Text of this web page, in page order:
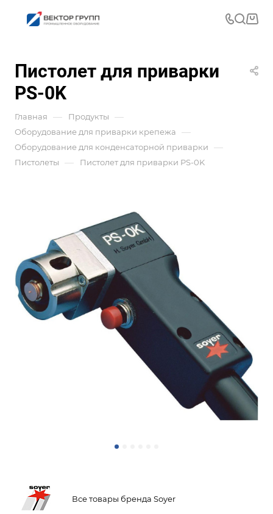
Пистолет для приварки
PS-0K
Главная — Продукты —
Оборудование для приварки крепежа —
Оборудование для конденсаторной приварки —
Пистолеты — Пистолет для приварки PS-0K
Все товары бренда Soyer